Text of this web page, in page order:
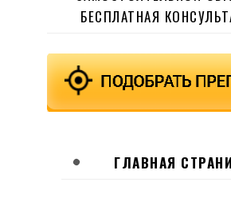
БЕСПЛАТНАЯ
ГЛАВНАЯ